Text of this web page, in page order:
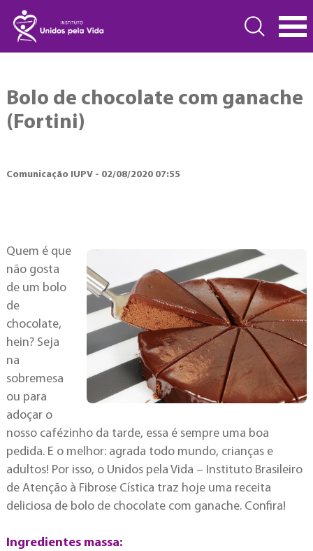
Bolo de chocolate com ganache
(Fortini)
Comunicação IUPV - 02/08/2020 07:55
Quem é que
não gosta
de um bolo
de
chocolate,
hein? Seja
na
sobremesa
ou para
adoçar o
nosso cafézinho da tarde, essa é sempre uma boa
pedida. E o melhor: agrada todo mundo, crianças e
adultos! Por isso, o Unidos pela Vida – Instituto Brasileiro
de Atenção à Fibrose Cística traz hoje uma receita
deliciosa de bolo de chocolate com ganache. Confira!
Ingredientes massa: